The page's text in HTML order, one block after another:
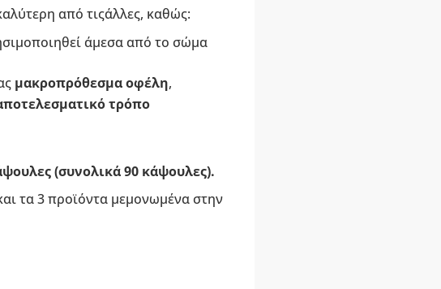
από τιςάλλες, καθώς:
άμεσα από το σώμα
μακροπρόθεσμα οφέλη,
τρόπο
(συνολικά 90 κάψουλες).
τα 3 προϊόντα μεμονωμένα στην